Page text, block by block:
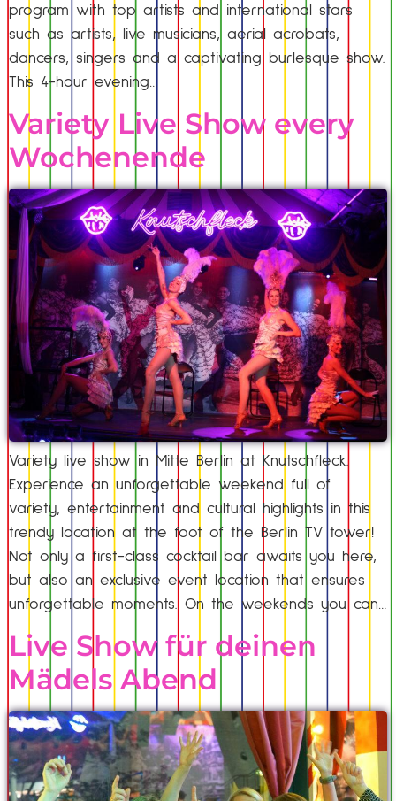
program with top artists and international stars
such as artists, live musicians, aerial acrobats,
dancers, singers and a captivating burlesque show.
This 4-hour evening…
Variety Live Show every
Wochenende
Variety live show in Mitte Berlin at Knutschfleck.
Experience an unforgettable weekend full of
variety, entertainment and cultural highlights in this
trendy location at the foot of the Berlin TV tower!
Not only a first-class cocktail bar awaits you here,
but also an exclusive event location that ensures
unforgettable moments. On the weekends you can…
Live Show für deinen
Mädels Abend